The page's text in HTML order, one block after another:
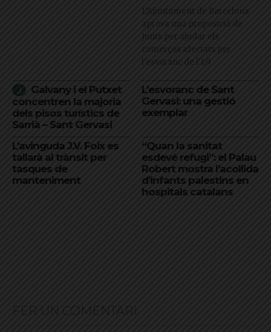
L’Ajuntament de Barcelona
aprova una proposició de
Junts per ajudar els
comerços afectats per
l'esvoranc de l'L9
Galvany i el Putxet
concentren la majoria
dels pisos turístics de
Sarrià – Sant Gervasi
L’esvoranc de Sant
Gervasi: una gestió
exemplar
L’avinguda J.V. Foix es
tallarà al trànsit per
tasques de
manteniment
“Quan la sanitat
esdevé refugi”: el Palau
Robert mostra l’acollida
d’infants palestins en
hospitals catalans
FER UN COMENTARI